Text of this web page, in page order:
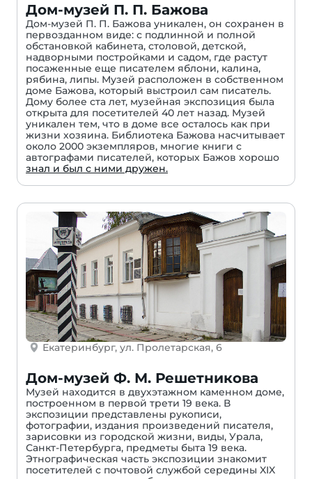
Дом-музей П. П. Бажова
Дом-музей П. П. Бажова уникален, он сохранен в
первозданном виде: с подлинной и полной
обстановкой кабинета, столовой, детской,
надворными постройками и садом, где растут
посаженные еще писателем яблони, калина,
рябина, липы. Музей расположен в собственном
доме Бажова, который выстроил сам писатель.
Дому более ста лет, музейная экспозиция была
открыта для посетителей 40 лет назад. Музей
уникален тем, что в доме все осталось как при
жизни хозяина. Библиотека Бажова насчитывает
около 2000 экземпляров, многие книги с
автографами писателей, которых Бажов хорошо
знал и был с ними дружен.
Екатеринбург, ул. Пролетарская, 6
Дом-музей Ф. М. Решетникова
Музей находится в двухэтажном каменном доме,
построенном в первой трети 19 века. В
экспозиции представлены рукописи,
фотографии, издания произведений писателя,
зарисовки из городской жизни, виды, Урала,
Санкт-Петербурга, предметы быта 19 века.
Этнографическая часть экспозиции знакомит
посетителей с почтовой службой середины XIX